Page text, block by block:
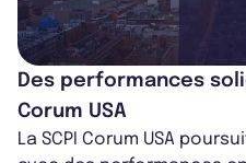
Des performances
Corum USA
La SCPI Corum USA